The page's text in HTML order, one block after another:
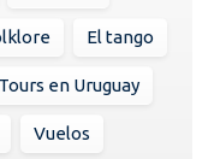
El tango
Tours en Uruguay
Vuelos